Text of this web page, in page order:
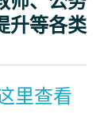
升等各类
里查看